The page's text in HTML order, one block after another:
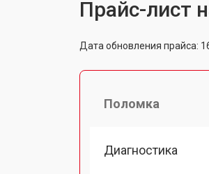
Прайс-лист
Дата обновления прайса:
Поломка
Диагностика